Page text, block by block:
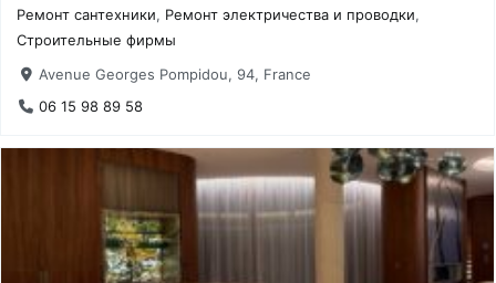
Ремонт сантехники, Ремонт электричества и проводки,
Строительные фирмы
Avenue Georges Pompidou, 94, France
06 15 98 89 58